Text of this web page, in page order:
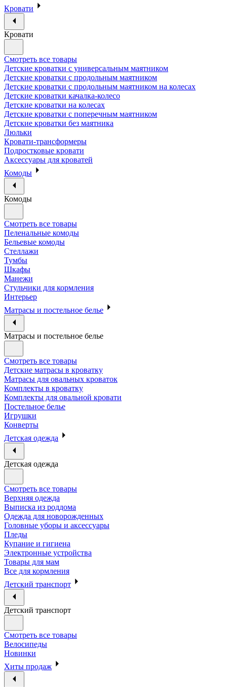
Кровати
Кровати
Смотреть все товары
Детские кроватки с универсальным маятником
Детские кроватки с продольным маятником
Детские кроватки с продольным маятником на колесах
Детские кроватки качалка-колесо
Детские кроватки на колесах
Детские кроватки с поперечным маятником
Детские кроватки без маятника
Люльки
Кровати-трансформеры
Подростковые кровати
Аксессуары для кроватей
Комоды
Комоды
Смотреть все товары
Пеленальные комоды
Бельевые комоды
Стеллажи
Тумбы
Шкафы
Манежи
Стульчики для кормления
Интерьер
Матрасы и постельное белье
Матрасы и постельное белье
Смотреть все товары
Детские матрасы в кроватку
Матрасы для овальных кроваток
Комплекты в кроватку
Комплекты для овальной кровати
Постельное белье
Игрушки
Конверты
Детская одежда
Детская одежда
Смотреть все товары
Верхняя одежда
Выписка из роддома
Одежда для новорожденных
Головные уборы и аксессуары
Пледы
Купание и гигиена
Электронные устройства
Товары для мам
Все для кормления
Детский транспорт
Детский транспорт
Смотреть все товары
Велосипеды
Новинки
Хиты продаж